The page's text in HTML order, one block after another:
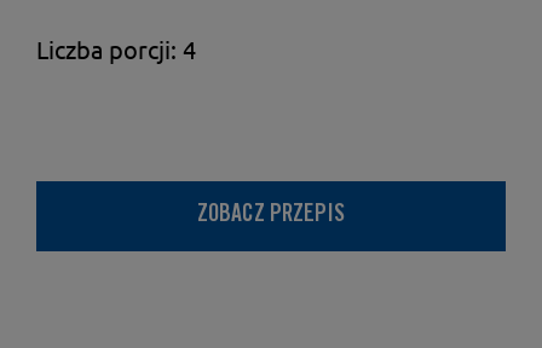
Liczba porcji: 4
ZOBACZ PRZEPIS